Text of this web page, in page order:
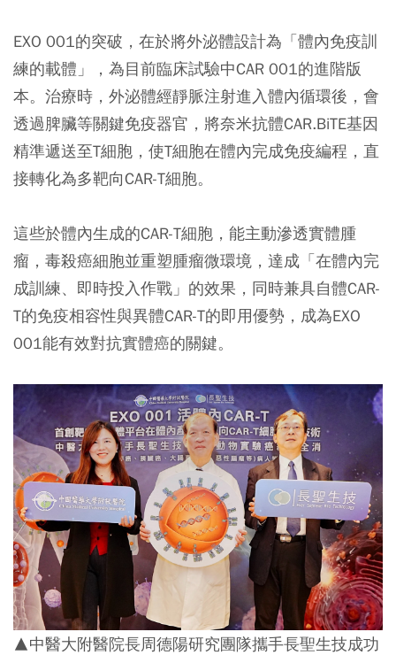
EXO 001的突破，在於將外泌體設計為「體內免疫訓
練的載體」，為目前臨床試驗中CAR 001的進階版
本。治療時，外泌體經靜脈注射進入體內循環後，會
透過脾臟等關鍵免疫器官，將奈米抗體CAR.BiTE基因
精準遞送至T細胞，使T細胞在體內完成免疫編程，直
接轉化為多靶向CAR-T細胞。
這些於體內生成的CAR-T細胞，能主動滲透實體腫
瘤，毒殺癌細胞並重塑腫瘤微環境，達成「在體內完
成訓練、即時投入作戰」的效果，同時兼具自體CAR-
T的免疫相容性與異體CAR-T的即用優勢，成為EXO
001能有效對抗實體癌的關鍵。
▲中醫大附醫院長周德陽研究團隊攜手長聖生技成功